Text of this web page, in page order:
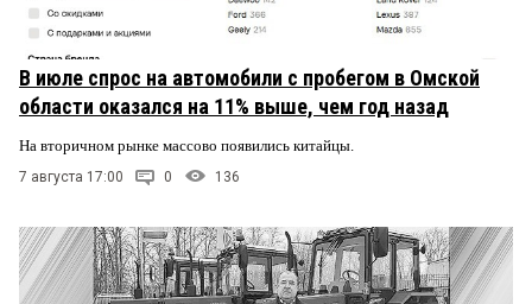
В июле спрос на автомобили с пробегом в Омской
области оказался на 11% выше, чем год назад
На вторичном рынке массово появились китайцы.
7 августа 17:00 0 136